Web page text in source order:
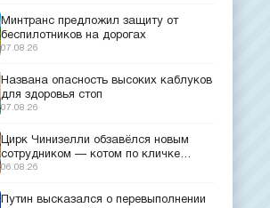
Минтранс предложил защиту от
беспилотников на дорогах
07.08.26
Названа опасность высоких каблуков
для здоровья стоп
07.08.26
Цирк Чинизелли обзавёлся новым
сотрудником — котом по кличке
Манеж из Эрмитажа
06.08.26
Путин высказался о перевыполнении